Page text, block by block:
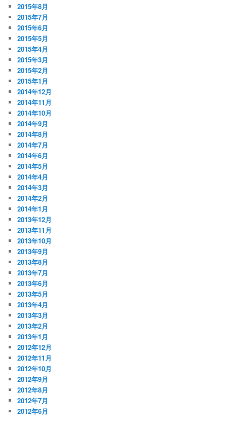
2015年8月
2015年7月
2015年6月
2015年5月
2015年4月
2015年3月
2015年2月
2015年1月
2014年12月
2014年11月
2014年10月
2014年9月
2014年8月
2014年7月
2014年6月
2014年5月
2014年4月
2014年3月
2014年2月
2014年1月
2013年12月
2013年11月
2013年10月
2013年9月
2013年8月
2013年7月
2013年6月
2013年5月
2013年4月
2013年3月
2013年2月
2013年1月
2012年12月
2012年11月
2012年10月
2012年9月
2012年8月
2012年7月
2012年6月